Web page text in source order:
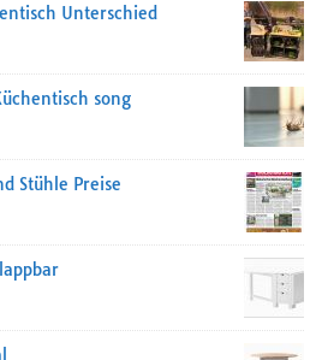
Unterschied
song
Stühle Preise